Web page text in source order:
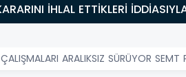
İHLAL ETTİKLERİ
ÇALIŞMALARI ARALIKSIZ SÜRÜYOR